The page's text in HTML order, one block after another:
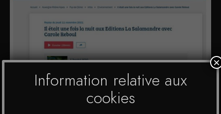
Information relative aux
cookies
×